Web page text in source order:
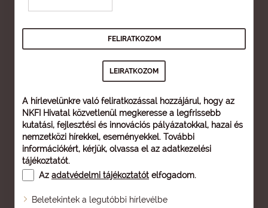
A hírlevelünkre való feliratkozással hozzájárul, hogy az
NKFI Hivatal közvetlenül megkeresse a legfrissebb
kutatási, fejlesztési és innovációs pályázatokkal, hazai és
nemzetközi hírekkel, eseményekkel. További
információkért, kérjük, olvassa el az adatkezelési
tájékoztatót.
Az adatvédelmi tájékoztatót elfogadom.
Beletekintek a legutóbbi hírlevélbe